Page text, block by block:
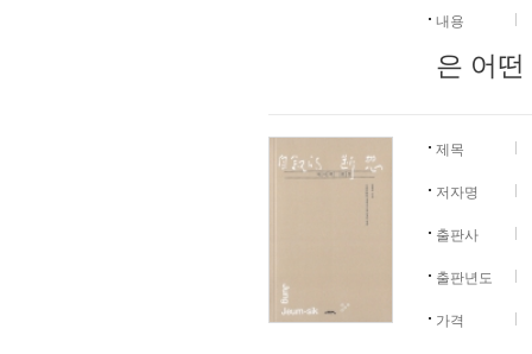
내용
은 어
제목
저자명
출판사
출판년도
가격